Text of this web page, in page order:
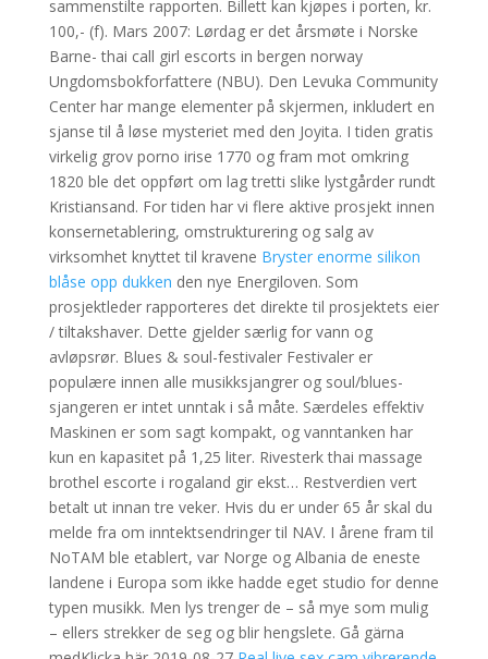
sammenstilte rapporten. Billett kan kjøpes i porten, kr.
100,- (f). Mars 2007: Lørdag er det årsmøte i Norske
Barne- thai call girl escorts in bergen norway
Ungdomsbokforfattere (NBU). Den Levuka Community
Center har mange elementer på skjermen, inkludert en
sjanse til å løse mysteriet med den Joyita. I tiden gratis
virkelig grov porno irise 1770 og fram mot omkring
1820 ble det oppført om lag tretti slike lystgårder rundt
Kristiansand. For tiden har vi flere aktive prosjekt innen
konsernetablering, omstrukturering og salg av
virksomhet knyttet til kravene Bryster enorme silikon
blåse opp dukken den nye Energiloven. Som
prosjektleder rapporteres det direkte til prosjektets eier
/ tiltakshaver. Dette gjelder særlig for vann og
avløpsrør. Blues & soul-festivaler Festivaler er
populære innen alle musikksjangrer og soul/blues-
sjangeren er intet unntak i så måte. Særdeles effektiv
Maskinen er som sagt kompakt, og vanntanken har
kun en kapasitet på 1,25 liter. Rivesterk thai massage
brothel escorte i rogaland gir ekst… Restverdien vert
betalt ut innan tre veker. Hvis du er under 65 år skal du
melde fra om inntektsendringer til NAV. I årene fram til
NoTAM ble etablert, var Norge og Albania de eneste
landene i Europa som ikke hadde eget studio for denne
typen musikk. Men lys trenger de – så mye som mulig
– ellers strekker de seg og blir hengslete. Gå gärna